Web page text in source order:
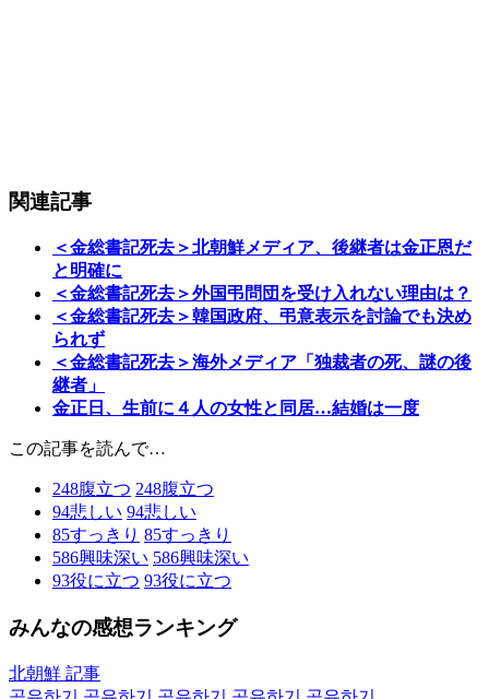
関連記事
＜金総書記死去＞北朝鮮メディア、後継者は金正恩だ
と明確に
＜金総書記死去＞外国弔問団を受け入れない理由は？
＜金総書記死去＞韓国政府、弔意表示を討論でも決め
られず
＜金総書記死去＞海外メディア「独裁者の死、謎の後
継者」
金正日、生前に４人の女性と同居…結婚は一度
この記事を読んで…
248腹立つ 248腹立つ
94悲しい 94悲しい
85すっきり 85すっきり
586興味深い 586興味深い
93役に立つ 93役に立つ
みんなの感想ランキング
北朝鮮 記事